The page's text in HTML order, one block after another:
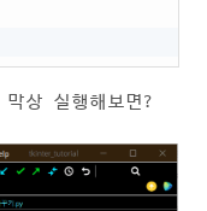
↑ value
상 실행해보면?